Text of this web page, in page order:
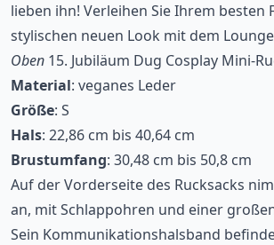
lieben ihn! Verleihen Sie Ihrem besten
stylischen neuen Look mit dem
Oben 15. Jubiläum Dug Cosplay Mini-
Material: veganes Leder
Größe: S
Hals: 22,86 cm bis 40,64 cm
Brustumfang: 30,48 cm bis 50,8 cm
Auf der Vorderseite des Rucksacks
an, mit Schlappohren und einer
Sein Kommunikationshalsband